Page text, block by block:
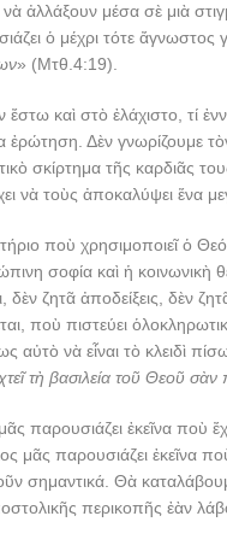
ἀλλάξουν μέσα σὲ μιὰ
ὁ μέχρι τότε ἄγνωστος
» (Μτθ.4:19).
ἔστω καὶ στὸ ἐλάχιστο, τί
ἐρώτηση. Δὲν γνωρίζουμε
σκίρτημα τῆς καρδιᾶς
νὰ τοὺς ἀποκαλύψει ἕνα
ποὺ χρησιμοποιεῖ ὁ
σοφία καὶ ἡ
δὲν ζητᾶ ἀποδείξεις, δὲν
ποὺ πιστεύει
αὐτὸ νὰ εἶναι τὸ κλειδὶ
τὴ βασιλεία τοῦ Θεοῦ σὰν
παρουσιάζει ἐκεῖνα ποὺ
μᾶς παρουσιάζει ἐκεῖνα
σημαντικά. Θὰ
περικοπῆς ἐὰν